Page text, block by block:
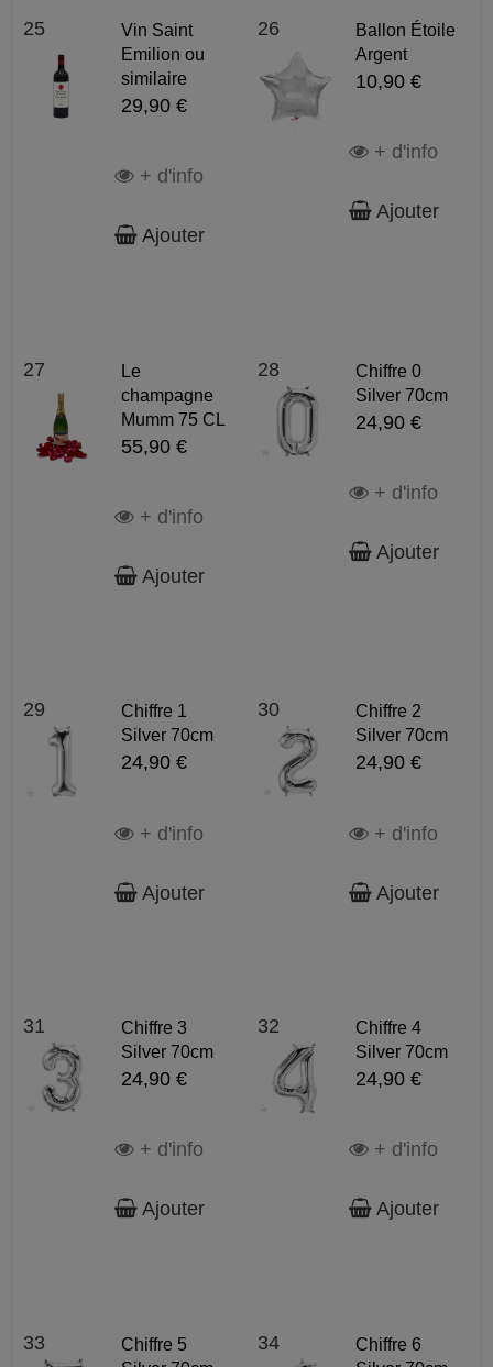
25
Vin Saint
Emilion ou
similaire
29,90 €
+ d'info
Ajouter
26
Ballon Étoile
Argent
10,90 €
+ d'info
Ajouter
27
Le
champagne
Mumm 75 CL
55,90 €
+ d'info
Ajouter
28
Chiffre 0
Silver 70cm
24,90 €
+ d'info
Ajouter
29
Chiffre 1
Silver 70cm
24,90 €
+ d'info
Ajouter
30
Chiffre 2
Silver 70cm
24,90 €
+ d'info
Ajouter
31
Chiffre 3
Silver 70cm
24,90 €
+ d'info
Ajouter
32
Chiffre 4
Silver 70cm
24,90 €
+ d'info
Ajouter
33
Chiffre 5
34
Chiffre 6